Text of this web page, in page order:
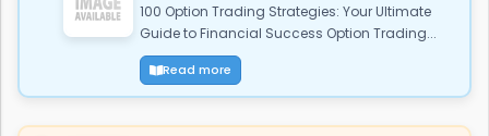
100 Option Trading Strategies: Your Ultimate
Guide to Financial Success Option Trading...
Read more